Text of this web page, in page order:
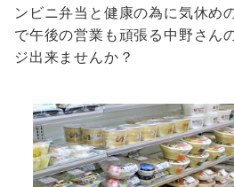
ンビニ弁当と健康の為に気休め
で午後の営業も頑張る中野さん
ジ出来ませんか？